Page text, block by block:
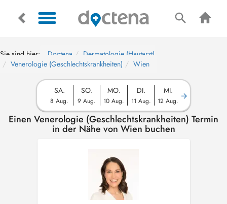
Sie sind hier: Doctena
Dermatologie (Hautarzt)
Venerologie (Geschlechtskrankheiten)
Wien
SA.
8 Aug.
SO.
9 Aug.
MO.
10 Aug.
DI.
11 Aug.
MI.
12 Aug.
Einen Venerologie (Geschlechtskrankheiten) Termin
in der Nähe von Wien buchen